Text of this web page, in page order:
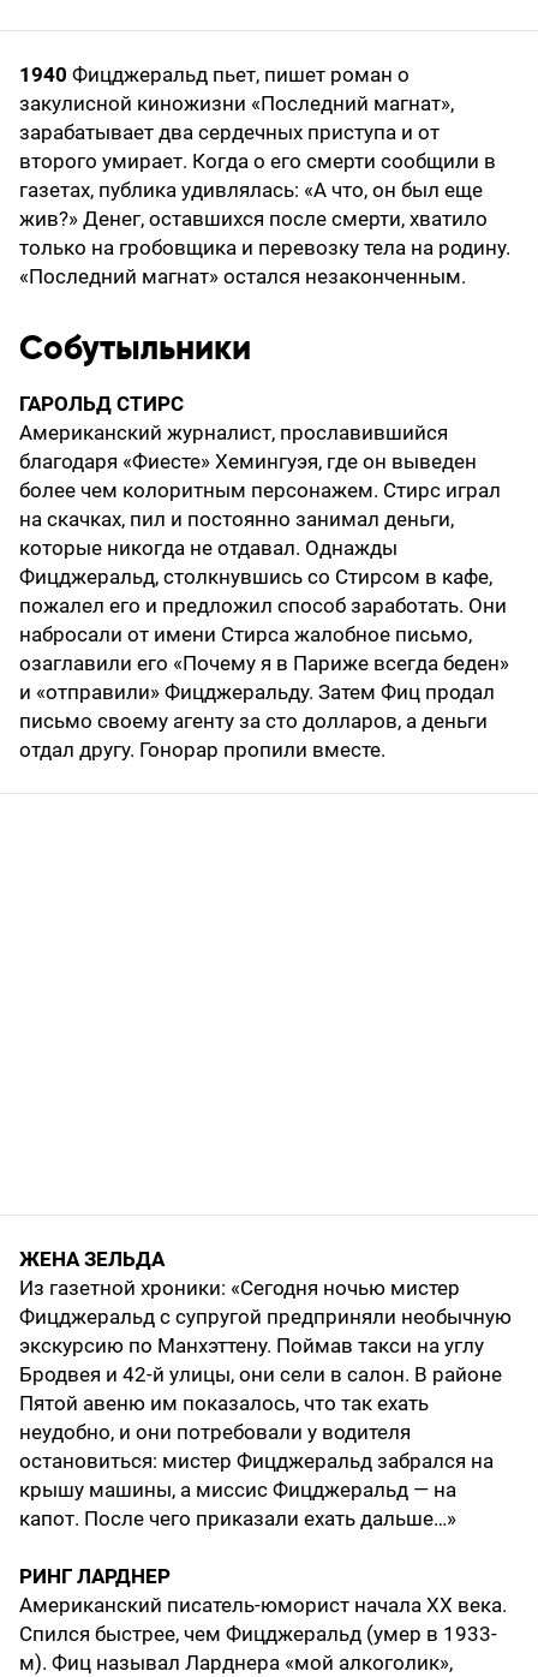
1940 Фицджеральд пьет, пишет роман о
закулисной киножизни «Последний магнат»,
зарабатывает два сердечных приступа и от
второго умирает. Когда о его смерти сообщили в
газетах, пуб­лика удивлялась: «А что, он был еще
жив?» Денег, оставшихся после смерти, хватило
только на гробовщика и перевозку тела на родину.
«Последний магнат» остался незаконченным.
Собутыльники
ГАРОЛЬД СТИРС
Американский журналист, прославившийся
благодаря «Фиесте» Хемингуэя, где он выведен
более чем колоритным персонажем. Стирс играл
на скачках, пил и постоянно занимал деньги,
которые никогда не отдавал. Однажды
Фицджеральд, столкнувшись со Стирсом в кафе,
пожалел его и предложил способ заработать. Они
набросали от имени Стирса жалобное письмо,
озаглавили его «Почему я в Париже всегда беден»
и «отправили» Фицджеральду. Затем Фиц продал
письмо своему агенту за сто долларов, а деньги
отдал другу. Гонорар пропили вместе.
ЖЕНА ЗЕЛЬДА
Из газетной хроники: «Сегодня ночью мистер
Фицджеральд с супругой предприняли необычную
экскурсию по Манхэттену. Поймав такси на углу
Бродвея и 42-й улицы, они сели в салон. В районе
Пятой авеню им показалось, что так ехать
неудобно, и они потребовали у водителя
остановиться: мистер Фицджеральд забрался на
крышу машины, а миссис Фицджеральд — на
капот. После чего приказали ехать дальше…»
РИНГ ЛАРДНЕР
Американский писатель-юморист начала XX века.
Спился быстрее, чем Фицджеральд (умер в 1933-
м). Фиц называл Ларднера «мой алкоголик»,